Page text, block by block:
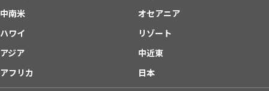
中南米
オセアニア
ハワイ
リゾート
アジア
中近東
アフリカ
日本